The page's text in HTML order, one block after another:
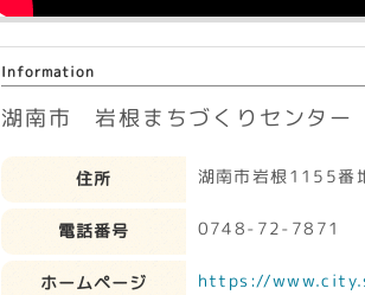
Information
湖南市 岩根まちづくりセンター
住所 湖南市岩根1155番
電話番号 0748-72-7871
ホームページ
https://